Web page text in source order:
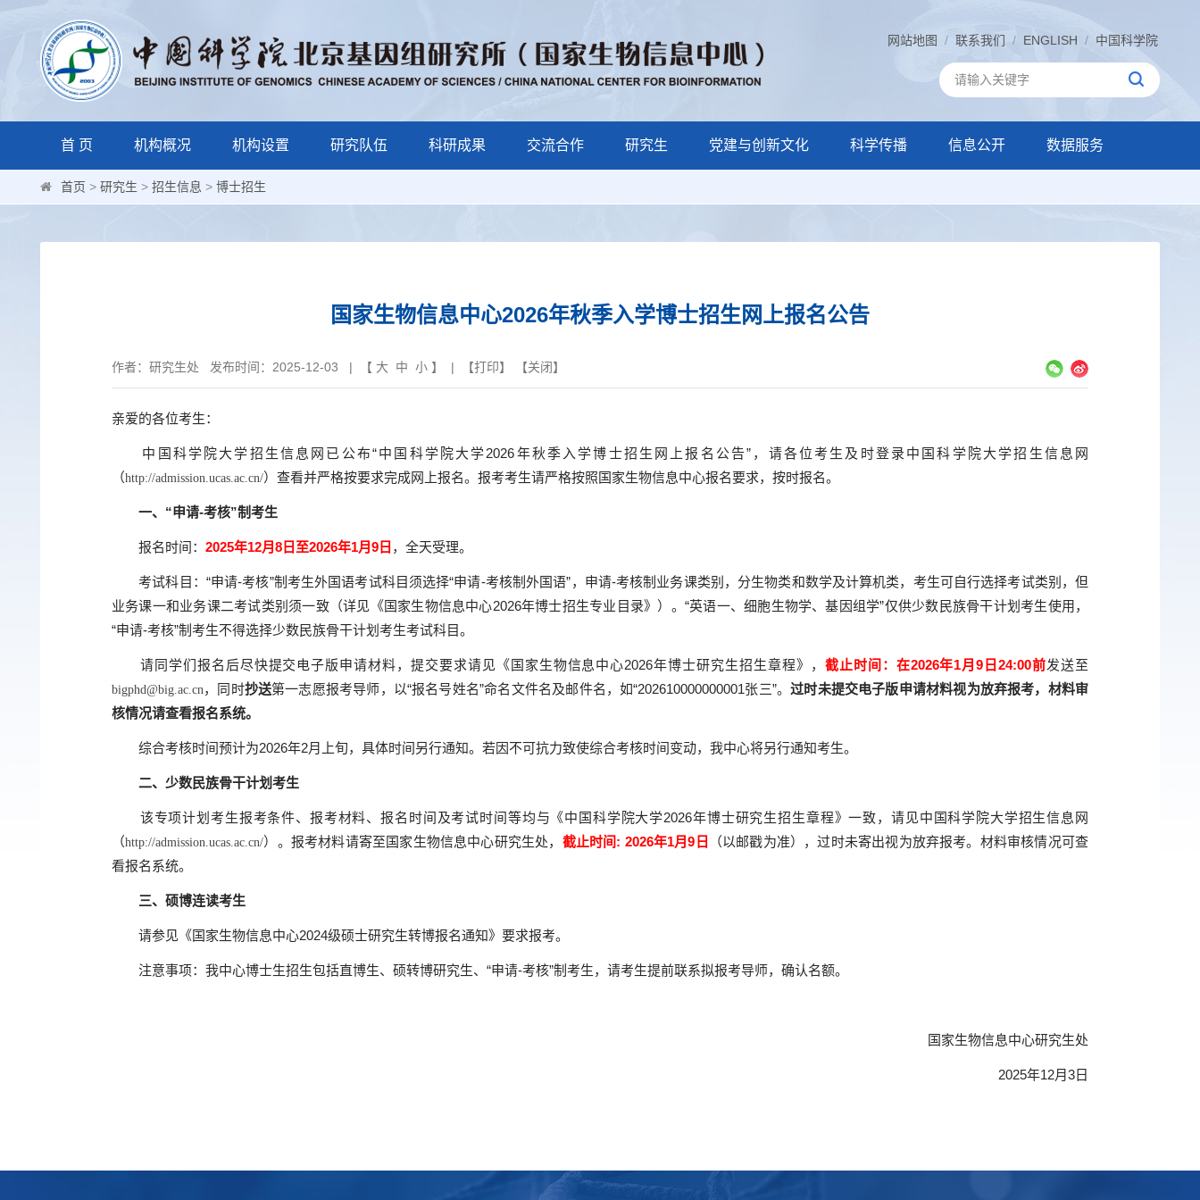
网站地图 / 联系我们 / ENGLISH / 中国科学院
首 页 机构概况 机构设置 研究队伍 科研成果 交流合作 研究生 党建与创新文化 科学传播 信息公开 数据服务
首页 > 研究生 > 招生信息 > 博士招生
国家生物信息中心2026年秋季入学博士招生网上报名公告
作者：研究生处 发布时间：2025-12-03 | 【 大 中 小 】 | 【打印】 【关闭】
亲爱的各位考生：
中国科学院大学招生信息网已公布“中国科学院大学2026年秋季入学博士招生网上报名公告”，请各位考生及时登录中国科学院大学招生信息网
（http://admission.ucas.ac.cn/）查看并严格按要求完成网上报名。报考考生请严格按照国家生物信息中心报名要求，按时报名。
一、“申请-考核”制考生
报名时间： 2025年12月8 日至2026年1月9 日 ，全天受理。
考试科目：“申请-考核”制考生外国语考试科目须选择“申请-考核制外国语”，申请-考核制业务课类别，分生物类和数学及计算机类，考生可自行选择考试类别，但
业务课一和业务课二考试类别须一致（详见《国家生物信息中心2026年博士招生专业目录》）。“英语一、细胞生物学、基因组学”仅供少数民族骨干计划考生使用，
“申请-考核”制考生不得选择少数民族骨干计划考生考试科目。
请同学们报名后尽快提交电子版申请材料，提交要求请见《国家生物信息中心2026年博士研究生招生章程》， 截止时间：在2026年1月9 日24:00前发送至
bigphd@big.ac.cn，同时抄送第一志愿报考导师，以“报名号姓名”命名文件名及邮件名，如“202610000000001张三”。过时未提交电子版申请材料视为放弃报考，材料审
核情况请查看报名系统。
综合考核时间预计为2026年2月上旬，具体时间另行通知。若因不可抗力致使综合考核时间变动，我中心将另行通知考生。
二、少数民族骨干计划考生
该专项计划考生报考条件、报考材料、报名时间及考试时间等均与《中国科学院大学2026年博士研究生招生章程》一致，请见中国科学院大学招生信息网
（http://admission.ucas.ac.cn/）。报考材料请寄至国家生物信息中心研究生处， 截止时间: 2026年1月9 日
（以邮戳为准），过时未寄出视为放弃报考。材料审核情况可查
看报名系统。
三、硕博连读考生
请参见《国家生物信息中心2024级硕士研究生转博报名通知》要求报考。
注意事项：我中心博士生招生包括直博生、硕转博研究生、“申请-考核”制考生，请考生提前联系拟报考导师，确认名额。
国家生物信息中心研究生处
2025年12月3日